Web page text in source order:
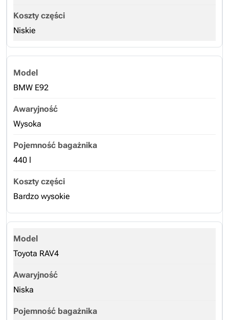
Niskie
BMW E92
Wysoka
440 l
Bardzo wysokie
Toyota RAV4
Niska